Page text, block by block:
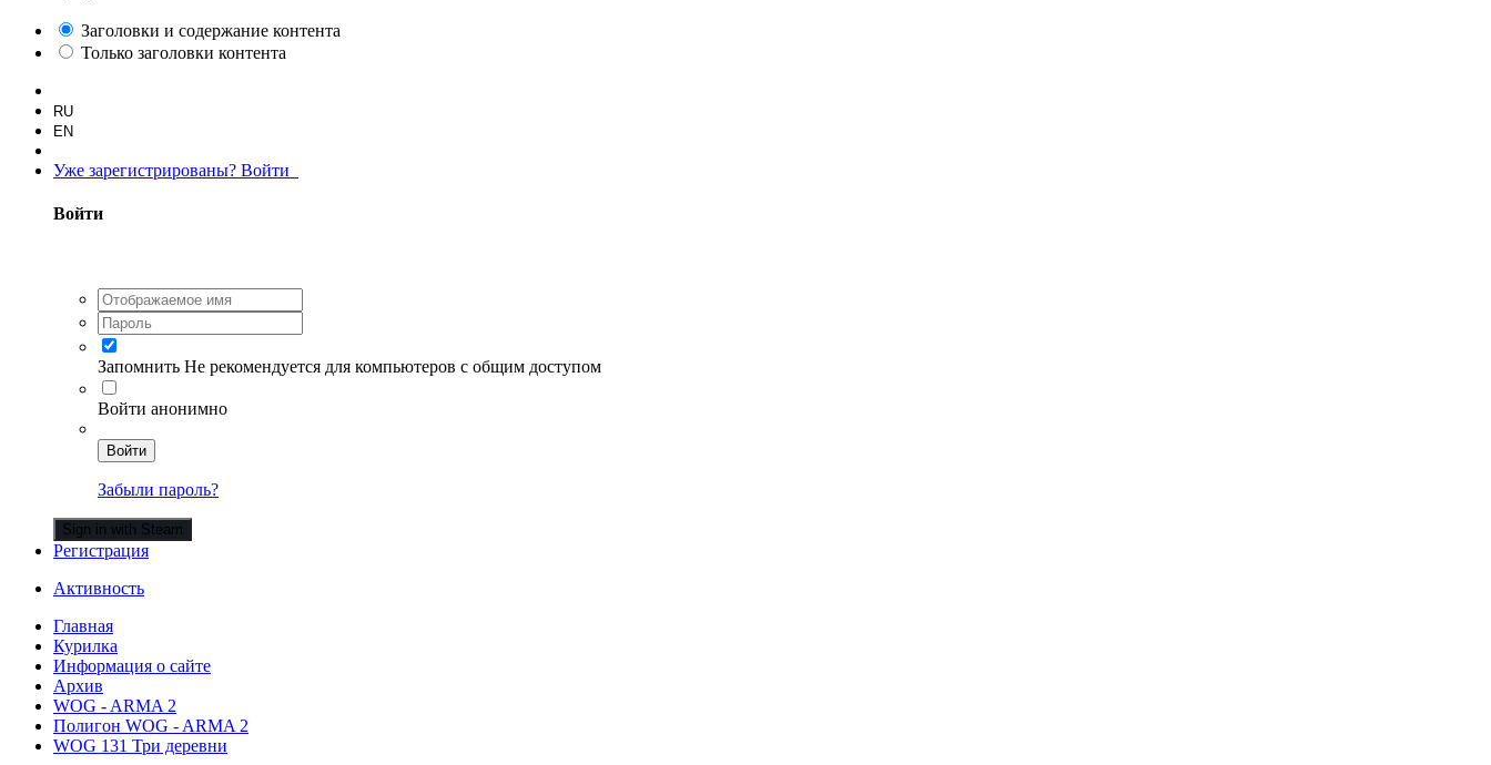
Заголовки и содержание контента
Только заголовки контента
RU
EN
Уже зарегистрированы? Войти
Войти
Запомнить Не рекомендуется для компьютеров с общим доступом
Войти анонимно
Войти
Забыли пароль?
Sign in with Steam
Регистрация
Активность
Главная
Курилка
Информация о сайте
Архив
WOG - ARMA 2
Полигон WOG - ARMA 2
WOG 131 Три деревни